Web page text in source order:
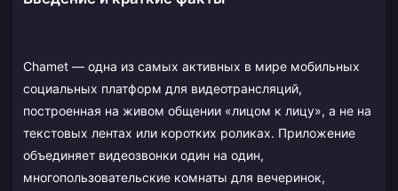
Chamet — одна из самых активных в мире мобильных
социальных платформ для видеотрансляций,
построенная на живом общении «лицом к лицу», а не на
текстовых лентах или коротких роликах. Приложение
объединяет видеозвонки один на один,
многопользовательские комнаты для вечеринок,